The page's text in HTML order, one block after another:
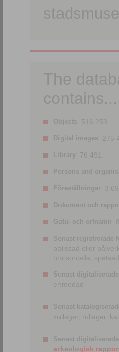
The
contains...
Objects 516 253.
Digital images 275
Library 76 491.
Persons and
Föreställningar 3
Dokument och
Gatu- och ortnamn
Senast registrerade
palissad eller
horisontella,
Senast digitaliserade
enmedad
Senast
kullager, rullager,
Senast
arkeologisk